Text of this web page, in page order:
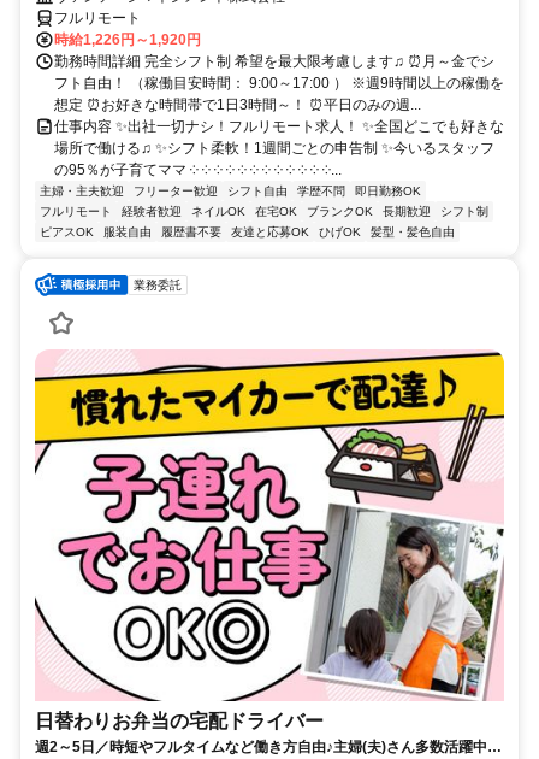
フルリモート
時給1,226円～1,920円
勤務時間詳細 完全シフト制 希望を最大限考慮します♫ ⏰月～金でシ
フト自由！ （稼働目安時間： 9:00～17:00 ） ※週9時間以上の稼働を
想定 ⏰お好きな時間帯で1日3時間～！ ⏰平日のみの週...
仕事内容 ✨出社一切ナシ！フルリモート求人！ ✨全国どこでも好きな
場所で働ける♫ ✨シフト柔軟！1週間ごとの申告制 ✨今いるスタッフ
の95％が子育てママ ༶ ༶ ༶ ༶ ༶ ༶ ༶ ༶ ༶ ༶ ༶ ༶...
主婦・主夫歓迎 フリーター歓迎 シフト自由 学歴不問
即日勤務OK
フルリモート
経験者歓迎 ネイルOK 在宅OK ブランクOK 長期歓迎
シフト制
ピアスOK
服装自由 履歴書不要 友達と応募OK ひげOK 髪型・髪色自由
業務委託
日替わりお弁当の宅配ドライバー
週2～5日／時短やフルタイムなど働き方自由♪主婦(夫)さん多数活躍中！